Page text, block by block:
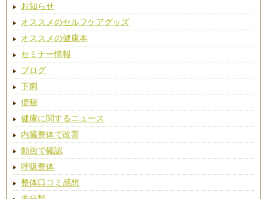
お知らせ
オススメのセルフケアグッズ
オススメの健康本
セミナー情報
ブログ
下痢
便秘
健康に関するニュース
内臓整体で改善
動画で確認
呼吸整体
整体口コミ感想